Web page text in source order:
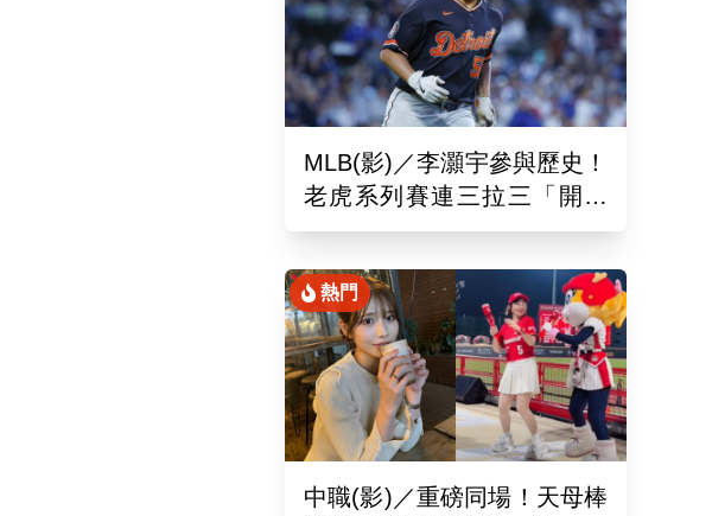
MLB(影)／李灝宇參與歷史！
老虎系列賽連三拉三「開對
手魯閣」追平130年偉業
熱門
中職(影)／重磅同場！天母棒